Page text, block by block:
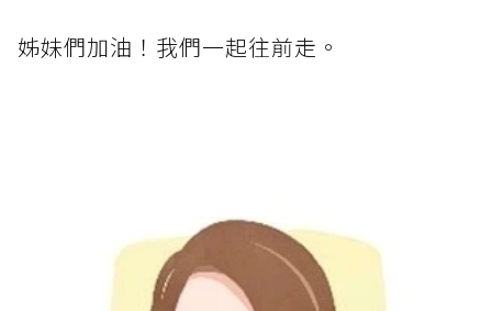
姊妹們加油！我們一起往前走。